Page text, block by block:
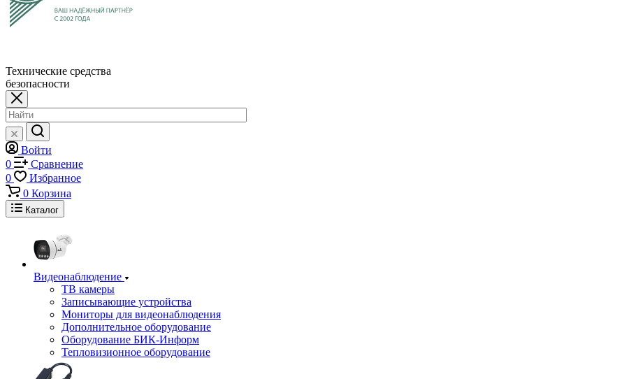
Технические средства
безопасности
Войти
0
Сравнение
0
Избранное
0 Корзина
Каталог
Видеонаблюдение
ТВ камеры
Записывающие устройства
Мониторы для видеонаблюдения
Дополнительное оборудование
Оборудование БИК-Информ
Тепловизионное оборудование